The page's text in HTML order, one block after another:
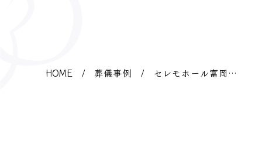
HOME / 葬儀事例 / セレモホール富岡で
の家族葬